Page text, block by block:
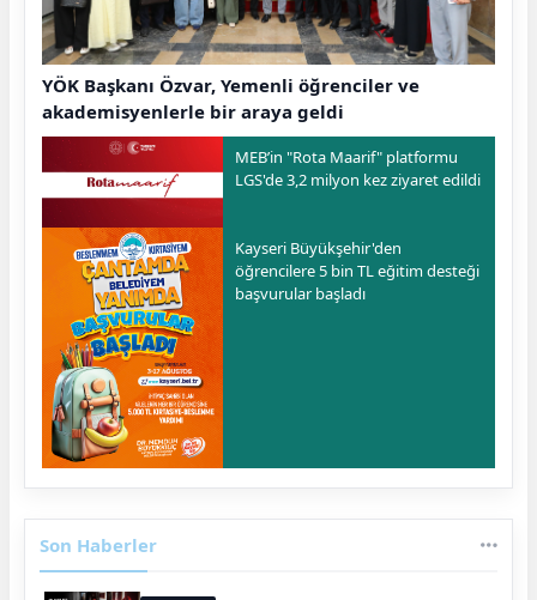
YÖK Başkanı Özvar, Yemenli öğrenciler ve
akademisyenlerle bir araya geldi
MEB’in "Rota Maarif" platformu
LGS'de 3,2 milyon kez ziyaret edildi
Kayseri Büyükşehir'den
öğrencilere 5 bin TL eğitim desteği
başvurular başladı
Son Haberler